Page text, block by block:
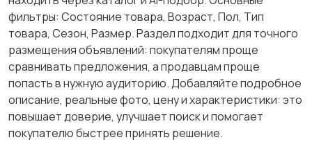
фильтры: Состояние товара, Возраст, Пол, Тип
товара, Сезон, Размер. Раздел подходит для точного
размещения объявлений: покупателям проще
сравнивать предложения, а продавцам проще
попасть в нужную аудиторию. Добавляйте подробное
описание, реальные фото, цену и характеристики: это
повышает доверие, улучшает поиск и помогает
покупателю быстрее принять решение.